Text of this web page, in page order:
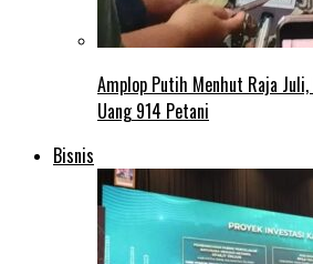
Amplop Putih Menhut Raja
Uang 914 Petani
Bisnis